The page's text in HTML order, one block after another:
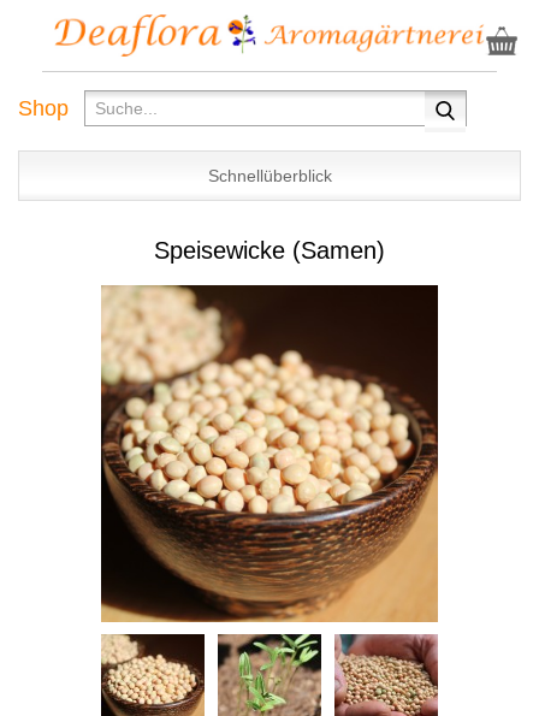
Shop
Schnellüberblick
Speisewicke (Samen)